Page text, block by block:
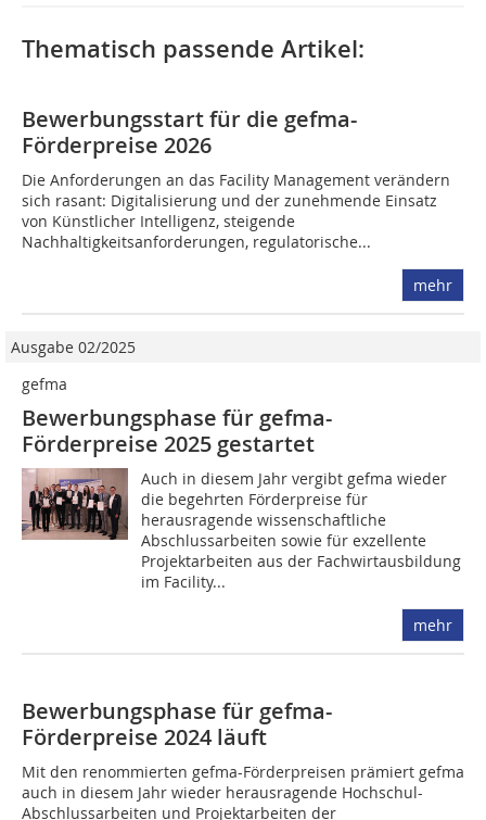
Thematisch passende Artikel:
Bewerbungsstart für die gefma-
Förderpreise 2026
Die Anforderungen an das Facility Management verändern
sich rasant: Digitalisierung und der zunehmende Einsatz
von Künstlicher Intelligenz, steigende
Nachhaltigkeitsanforderungen, regulatorische...
mehr
Ausgabe 02/2025
gefma
Bewerbungsphase für gefma-
Förderpreise 2025 gestartet
Auch in diesem Jahr vergibt gefma wieder
die begehrten Förderpreise für
herausragende wissenschaftliche
Abschlussarbeiten sowie für exzellente
Projektarbeiten aus der Fachwirtausbildung
im Facility...
mehr
Bewerbungsphase für gefma-
Förderpreise 2024 läuft
Mit den renommierten gefma-Förderpreisen prämiert gefma
auch in diesem Jahr wieder herausragende Hochschul-
Abschlussarbeiten und Projektarbeiten der